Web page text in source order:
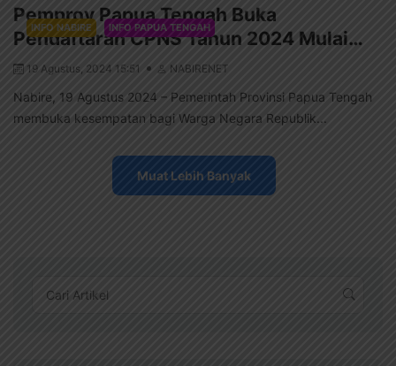
INFO NABIRE INFO PAPUA TENGAH
Pemprov Papua Tengah Buka
Pendaftaran CPNS Tahun 2024 Mulai…
19 Agustus, 2024 15:51 NABIRENET
Nabire, 19 Agustus 2024 – Pemerintah Provinsi Papua Tengah
membuka kesempatan bagi Warga Negara Republik...
Muat Lebih Banyak